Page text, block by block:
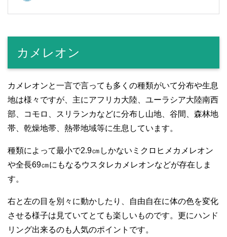
カメレオン
カメレオンと一言で言っても多くの種類がいて分布や生息
地は様々ですが、主にアフリカ大陸、ユーラシア大陸南西
部、コモロ、スリランカなどに分布し山地、谷間、森林地
帯、乾燥地帯、熱帯地域等に生息しています。
種類によって最小で2.9㎝しかないミクロヒメカメレオン
や全長69㎝にもなるウスタレカメレオンなどが存在しま
す。
右と左の目を別々に動かしたり、自由自在に体の色を変化
させる様子は見ていてとても楽しいものです。更にハンド
リング出来るのも人気のポイントです。